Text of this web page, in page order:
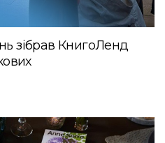
зібрав КнигоЛенд